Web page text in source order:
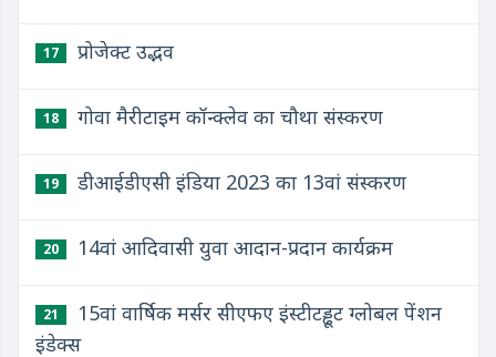
17 प्रोजेक्ट उद्भव
18 गोवा मैरीटाइम कॉन्क्लेव का चौथा संस्करण
19 डीआईडीएसी इंडिया 2023 का 13वां संस्करण
20 14वां आदिवासी युवा आदान-प्रदान कार्यक्रम
21
15वां वार्षिक मर्सर सीएफए इंस्टीटड्ढूट ग्लोबल पेंशन
इंडेक्स